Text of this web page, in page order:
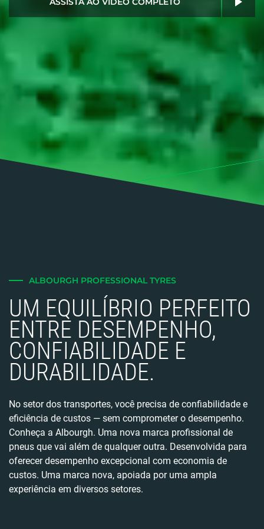
ALBOURGH PROFESSIONAL TYRES
UM EQUILÍBRIO PERFEITO
ENTRE DESEMPENHO,
CONFIABILIDADE E
DURABILIDADE.
No setor dos transportes, você precisa de confiabilidade e
eficiência de custos — sem comprometer o desempenho.
Conheça a Albourgh. Uma nova marca profissional de
pneus que vai além de qualquer outra. Desenvolvida para
oferecer desempenho excepcional com economia de
custos. Uma marca nova, apoiada por uma ampla
experiência em diversos setores.